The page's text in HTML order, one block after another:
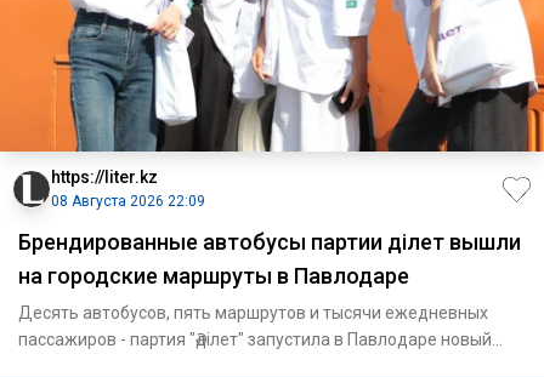
https://liter.kz
08 Августа 2026 22:09
Брендированные автобусы партии Әділет вышли
на городские маршруты в Павлодаре
Десять автобусов, пять маршрутов и тысячи ежедневных
пассажиров - партия "Әділет" запустила в Павлодаре новый